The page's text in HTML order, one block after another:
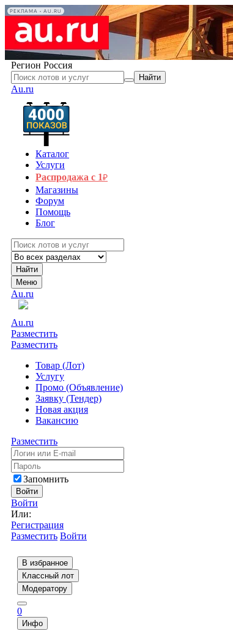
РЕКЛАМА • AU.RU
Регион Россия
Найти
Au.ru
Каталог
Услуги
Распродажа с 1₽
Магазины
Форум
Помощь
Блог
Найти
Меню
Au.ru
Au.ru
Разместить
Разместить
Товар (Лот)
Услугу
Промо (Объявление)
Заявку (Тендер)
Новая акция
Вакансию
Разместить
Запомнить
Войти
Войти
Или:
Регистрация
Разместить Войти
В избранное
Классный лот
Модератору
0
Инфо